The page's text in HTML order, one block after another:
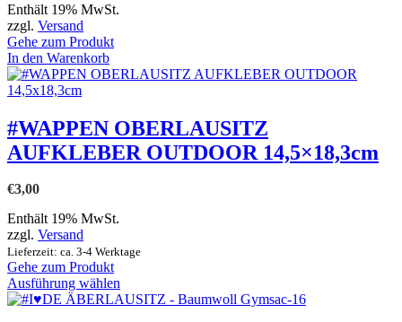
Enthält 19% MwSt.
zzgl. Versand
Gehe zum Produkt
In den Warenkorb
#WAPPEN OBERLAUSITZ
AUFKLEBER OUTDOOR 14,5×18,3cm
€3,00
Enthält 19% MwSt.
zzgl. Versand
Lieferzeit: ca. 3-4 Werktage
Gehe zum Produkt
Ausführung wählen
Produkt